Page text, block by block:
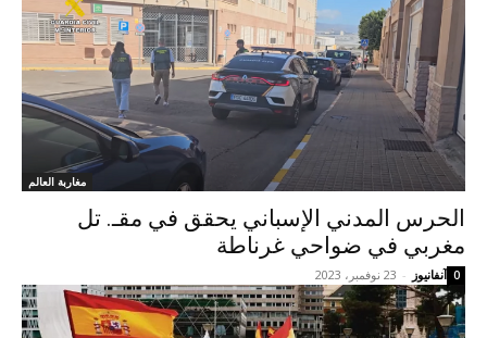
مغاربة العالم
الحرس المدني الإسباني يحقق في مقـ. تل
مغربي في ضواحي غرناطة
آنفانيوز - 23 نوفمبر، 2023 0